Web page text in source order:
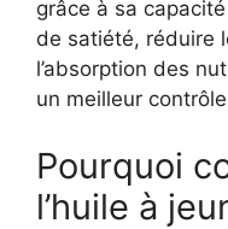
grâce à sa
de satiété, réduire
l’absorption des
un meilleur
Pourquoi
l’huile à